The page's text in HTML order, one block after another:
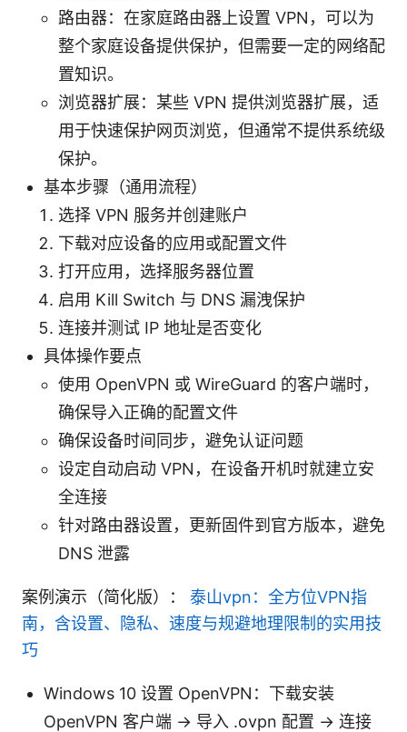
路由器：在家庭路由器上设置 VPN，可以为
整个家庭设备提供保护，但需要一定的网络配
置知识。
浏览器扩展：某些 VPN 提供浏览器扩展，适
用于快速保护网页浏览，但通常不提供系统级
保护。
基本步骤（通用流程）
选择 VPN 服务并创建账户
下载对应设备的应用或配置文件
打开应用，选择服务器位置
启用 Kill Switch 与 DNS 漏洩保护
连接并测试 IP 地址是否变化
具体操作要点
使用 OpenVPN 或 WireGuard 的客户端时，
确保导入正确的配置文件
确保设备时间同步，避免认证问题
设定自动启动 VPN，在设备开机时就建立安
全连接
针对路由器设置，更新固件到官方版本，避免
DNS 泄露
案例演示（简化版）： 泰山vpn：全方位VPN指
南，含设置、隐私、速度与规避地理限制的实用技
巧
Windows 10 设置 OpenVPN：下载安装
OpenVPN 客户端 → 导入 .ovpn 配置 → 连接